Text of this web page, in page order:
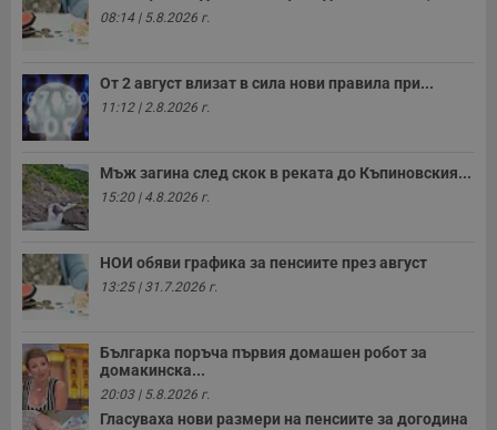
08:14 | 5.8.2026 г.
От 2 август влизат в сила нови правила при...
11:12 | 2.8.2026 г.
Мъж загина след скок в реката до Къпиновския...
15:20 | 4.8.2026 г.
НОИ обяви графика за пенсиите през август
13:25 | 31.7.2026 г.
Българка поръча първия домашен робот за
домакинска...
20:03 | 5.8.2026 г.
Гласуваха нови размери на пенсиите за догодина